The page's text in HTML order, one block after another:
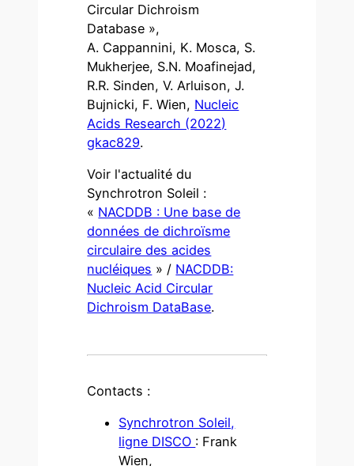
Circular Dichroism
Database »,
A. Cappannini, K. Mosca, S.
Mukherjee, S.N. Moafinejad,
R.R. Sinden, V. Arluison, J.
Bujnicki, F. Wien, Nucleic
Acids Research (2022)
gkac829.
Voir l'actualité du
Synchrotron Soleil :
« NACDDB : Une base de
données de dichroïsme
circulaire des acides
nucléiques » / NACDDB:
Nucleic Acid Circular
Dichroism DataBase.
Contacts :
Synchrotron Soleil,
ligne DISCO : Frank
Wien,